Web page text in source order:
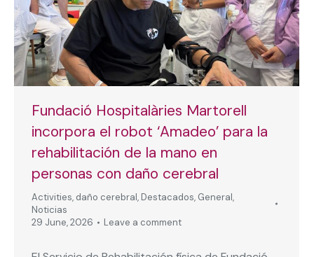
Fundació Hospitalàries Martorell
incorpora el robot ‘Amadeo’ para la
rehabilitación de la mano en
personas con daño cerebral
Activities, daño cerebral, Destacados, General,
Noticias
29 June, 2026
Leave a comment